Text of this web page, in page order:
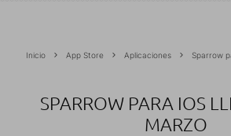
Inicio App Store Aplicaciones Sparrow
SPARROW PARA IOS
MARZO